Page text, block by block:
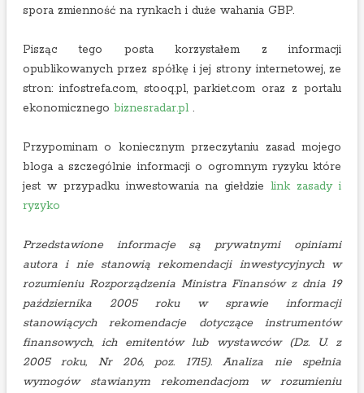
spora zmienność na rynkach i duże wahania GBP.
Pisząc tego posta korzystałem z informacji
opublikowanych przez spółkę i jej strony internetowej, ze
stron: infostrefa.com, stooq.pl, parkiet.com oraz z portalu
ekonomicznego biznesradar.pl.
Przypominam o koniecznym przeczytaniu zasad mojego
bloga a szczególnie informacji o ogromnym ryzyku które
jest w przypadku inwestowania na giełdzielink zasady i
ryzyko
Przedstawione informacje są prywatnymi opiniami
autora i nie stanowią rekomendacji inwestycyjnych w
rozumieniu Rozporządzenia Ministra Finansów z dnia 19
października 2005 roku w sprawie informacji
stanowiących rekomendacje dotyczące instrumentów
finansowych, ich emitentów lub wystawców (Dz. U. z
2005 roku, Nr 206, poz. 1715). Analiza nie spełnia
wymogów stawianym rekomendacjom w rozumieniu